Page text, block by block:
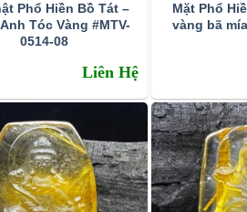
Phổ Hiền Bồ Tát –
Tóc Vàng #MTV-
0514-08
Liên Hệ
Mặt Phổ
vàng bã